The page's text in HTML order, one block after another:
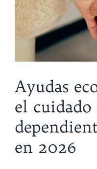
Ayudas
el cuidado
en 2026